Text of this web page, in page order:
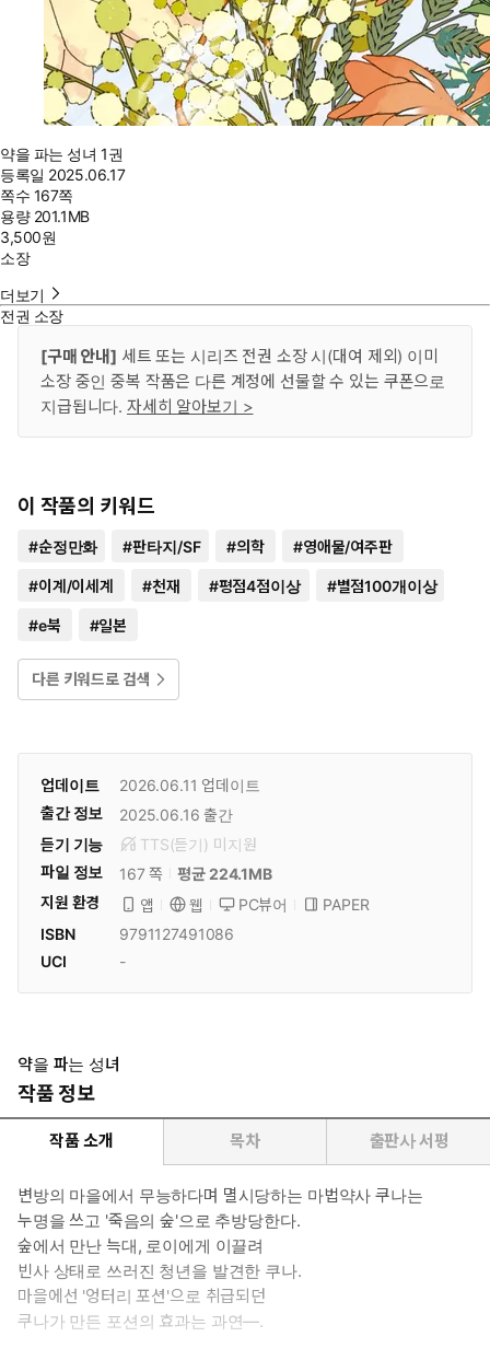
약을 파는 성녀 1권
등록일 2025.06.17
쪽수 167쪽
용량 201.1MB
3,500원
소장
더보기
전권 소장
[구매 안내] 세트 또는 시리즈 전권 소장 시(대여 제외) 이미
소장 중인 중복 작품은 다른 계정에 선물할 수 있는 쿠폰으로
지급됩니다. 자세히 알아보기 >
이 작품의 키워드
#순정만화 #판타지/SF #의학 #영애물/여주판
#이계/이세계 #천재 #평점4점이상 #별점100개이상
#e북 #일본
다른 키워드로 검색
업데이트 2026.06.11 업데이트
출간 정보
2025.06.16 출간
듣기 기능
TTS(듣기) 미 지원
파일 정보
167 쪽
평균 224.1MB
지원 환경
앱 웹 PC뷰어
PAPER
ISBN
9791127491086
UCI
-
약을 파는 성녀
작품 정보
작품 소개 목차 출판사 서평
변방의 마을에서 무능하다며 멸시당하는 마법약사 쿠나는
누명을 쓰고 '죽음의 숲'으로 추방당한다.
숲에서 만난 늑대, 로이에게 이끌려
빈사 상태로 쓰러진 청년을 발견한 쿠나.
마을에선 '엉터리 포션'으로 취급되던
쿠나가 만든 포션의 효과는 과연―.